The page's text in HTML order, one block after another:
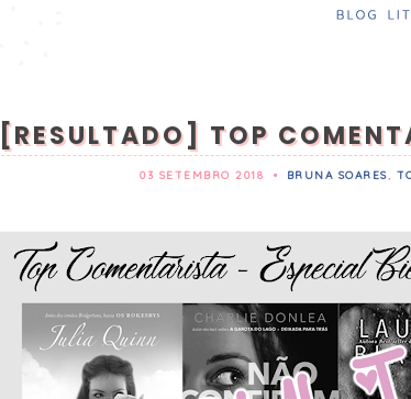
[RESULTADO] TOP
03 SETEMBRO 2018 • BRUNA SOARES